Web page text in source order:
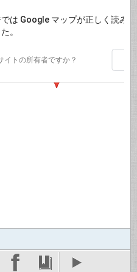
は Google マップが正しく読み
。
イトの所有者ですか？